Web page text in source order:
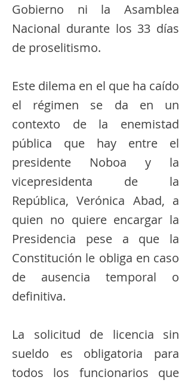
Gobierno ni la Asamblea
Nacional durante los 33 días
de proselitismo.
Este dilema en el que ha caído
el régimen se da en un
contexto de la enemistad
pública que hay entre el
presidente Noboa y la
vicepresidenta de la
República, Verónica Abad, a
quien no quiere encargar la
Presidencia pese a que la
Constitución le obliga en caso
de ausencia temporal o
definitiva.
La solicitud de licencia sin
sueldo es obligatoria para
todos los funcionarios que